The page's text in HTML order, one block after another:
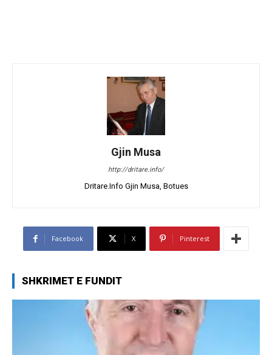
Gjin Musa
http://dritare.info/
Dritare.Info Gjin Musa, Botues
Facebook X Pinterest
SHKRIMET E FUNDIT